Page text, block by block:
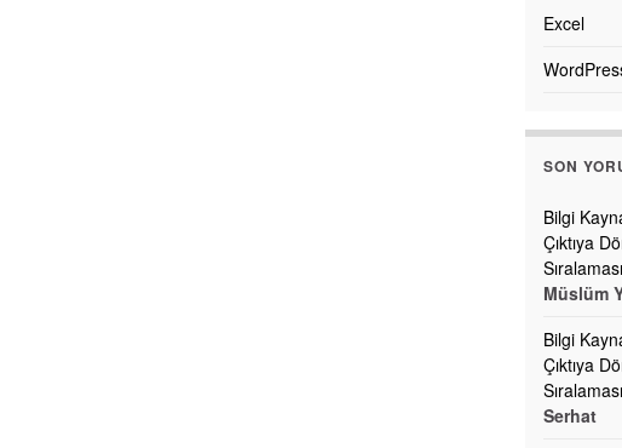
Excel
SON
Bilgi
Çıktıya
Müslüm
Bilgi
Çıktıya
Serhat